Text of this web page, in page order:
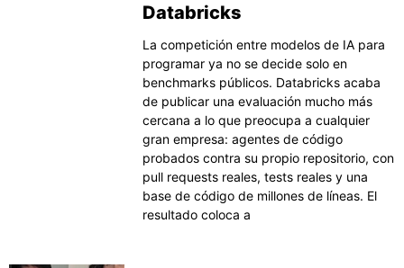
Databricks
La competición entre modelos de IA para
programar ya no se decide solo en
benchmarks públicos. Databricks acaba
de publicar una evaluación mucho más
cercana a lo que preocupa a cualquier
gran empresa: agentes de código
probados contra su propio repositorio, con
pull requests reales, tests reales y una
base de código de millones de líneas. El
resultado coloca a